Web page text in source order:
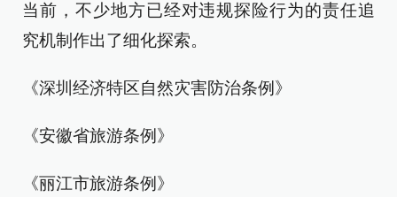
当前，不少地方已经对违规探险行为的责任追
究机制作出了细化探索。
《深圳经济特区自然灾害防治条例》
《安徽省旅游条例》
《丽江市旅游条例》